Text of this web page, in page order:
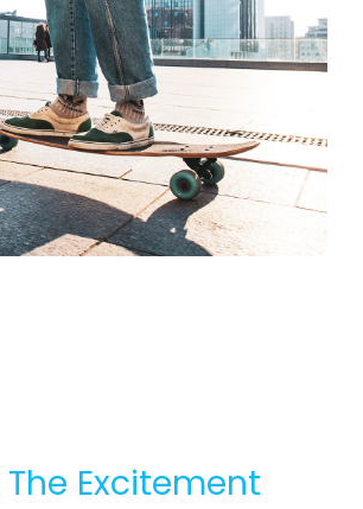
The Excitement